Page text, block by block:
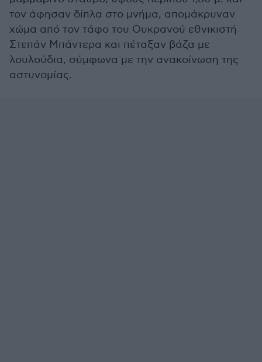
τον άφησαν δίπλα στο μνήμα, απομάκρυναν
χώμα από τον τάφο του Ουκρανού εθνικιστή
Στεπάν Μπάντερα και πέταξαν βάζα με
λουλούδια, σύμφωνα με την ανακοίνωση της
αστυνομίας.